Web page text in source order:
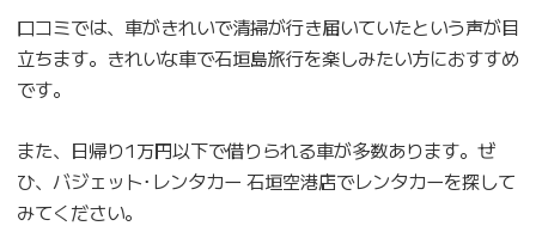
口コミでは、車がきれいで清掃が行き届いていたという声が目
立ちます。きれいな車で石垣島旅行を楽しみたい方におすすめ
です。
また、日帰り1万円以下で借りられる車が多数あります。ぜ
ひ、バジェット･レンタカー 石垣空港店でレンタカーを探して
みてください。